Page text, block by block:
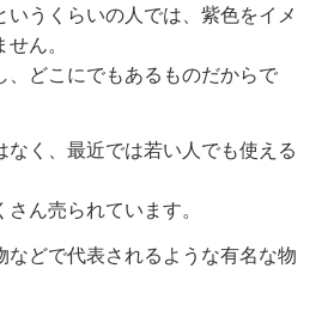
いうくらいの人では、紫色をイメ
ん。
、どこにでもあるものだからで
なく、最近では若い人でも使える
ん売られています。
などで代表されるような有名な物